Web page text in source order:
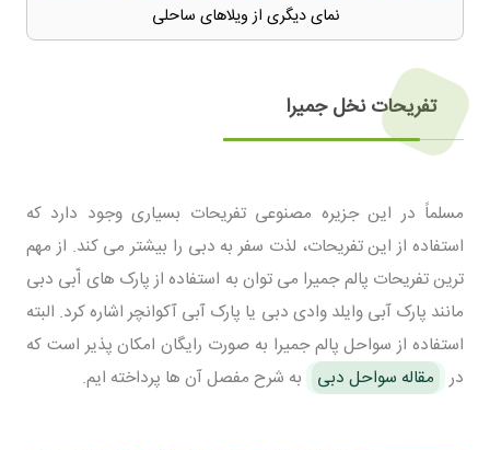
نمای دیگری از ویلاهای ساحلی
تفریحات نخل جمیرا
مسلماً در این جزیره مصنوعی تفریحات بسیاری وجود دارد که
استفاده از این تفریحات، لذت سفر به دبی را بیشتر می کند. از مهم
ترین تفریحات پالم جمیرا می توان به استفاده از پارک های اّبی دبی
مانند پارک آبی وایلد وادی دبی یا پارک آبی آکوانچر اشاره کرد. البته
استفاده از سواحل پالم جمیرا به صورت رایگان امکان پذیر است که
در مقاله سواحل دبی به شرح مفصل آن ها پرداخته ایم.